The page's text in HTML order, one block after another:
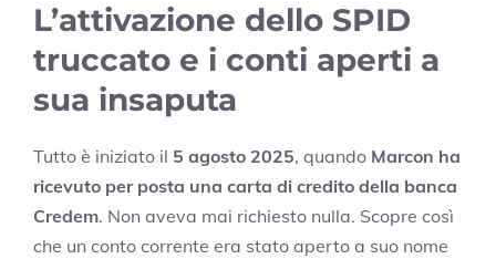
L’attivazione dello SPID
truccato e i conti aperti a
sua insaputa
Tutto è iniziato il 5 agosto 2025, quando Marcon ha
ricevuto per posta una carta di credito della banca
Credem. Non aveva mai richiesto nulla. Scopre così
che un conto corrente era stato aperto a suo nome